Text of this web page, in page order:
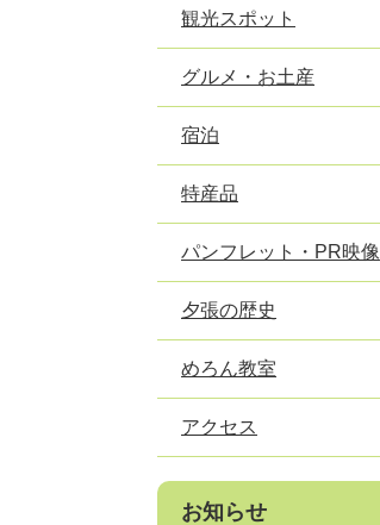
観光スポット
グルメ・お土産
宿泊
特産品
パンフレット・PR映像
夕張の歴史
めろん教室
アクセス
お知らせ